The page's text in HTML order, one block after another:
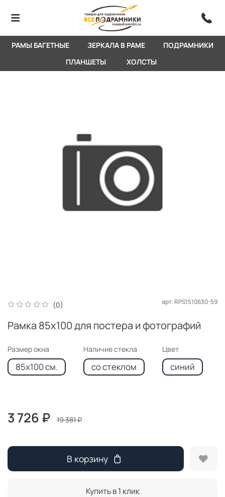
РАМЫ БАГЕТНЫЕ ЗЕРКАЛА В РАМЕ
ПОДРАМНИКИ
ПЛАНШЕТЫ
ХОЛСТЫ
(0) арт.RPS1510630-59
Рамка 85x100 для постера и фотографий
Размер окна
85x100 см.
Наличие стекла
со стеклом
Цвет
синий
3 726 ₽ 19 381 ₽
В корзину
Купить в 1 клик